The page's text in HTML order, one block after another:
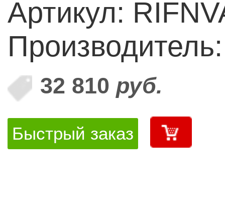
Артикул:
32 810 руб.
Быстрый заказ